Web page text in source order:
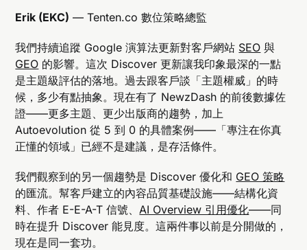
Erik (EKC) — Tenten.co 數位策略總監
我們持續追蹤 Google 演算法更新對客戶網站 SEO 與
GEO 的影響。這次 Discover 更新讓我印象最深的一點
是主題級評估的落地。過去跟客戶談「主題權威」的時
候，多少有點抽象。現在有了 NewzDash 的前後數據佐
證——更多主題、更少出版商的趨勢，加上
Autoevolution 從 5 到 0 的具體案例——「專注在你真
正懂的領域」已經不是建議，是存活條件。
我們觀察到的另一個趨勢是 Discover 優化和 GEO 策略
的匯流。幫客戶建立的內容品質基礎設施——結構化資
料、作者 E-E-A-T 信號、 AI Overview 引用優化——同
時在提升 Discover 能見度。這兩件事以前是分開做的，
現在是同一套功。